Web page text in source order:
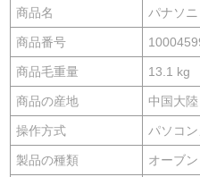
商品名 パナソ
商品番号
商品毛重量 13.1 kg
商品の産地 中国大陸
操作方式 パソコ
製品の種類 オーブン